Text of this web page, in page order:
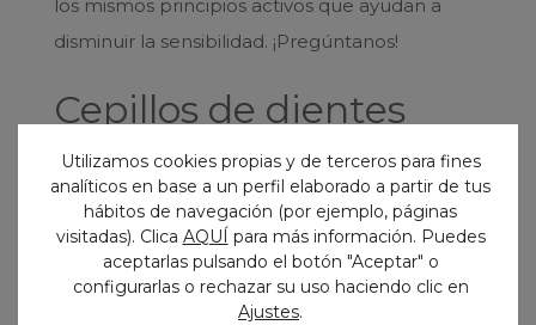
los mismos principios activos que ayudan a
disminuir la sensibilidad. ¡Pregúntanos!
Cepillos de dientes
suaves
Para no desgastar el esmalte de tus dientes, y
que no te molesten con la presión del cepillo
sobre las zonas de dentina expuesta, utiliza
cepillos de cerdas suaves o medias
Utilizamos cookies propias y de terceros para fines
analíticos en base a un perfil elaborado a partir de tus
hábitos de navegación (por ejemplo, páginas
visitadas). Clica AQUÍ para más información. Puedes
aceptarlas pulsando el botón "Aceptar" o
configurarlas o rechazar su uso haciendo clic en
Ajustes.